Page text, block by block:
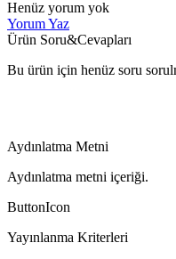
Henüz yorum yok
Yorum Yaz
Ürün Soru&Cevapları
Bu ürün için henüz soru
Aydınlatma Metni
Aydınlatma metni içeriği.
ButtonIcon
Yayınlanma Kriterleri